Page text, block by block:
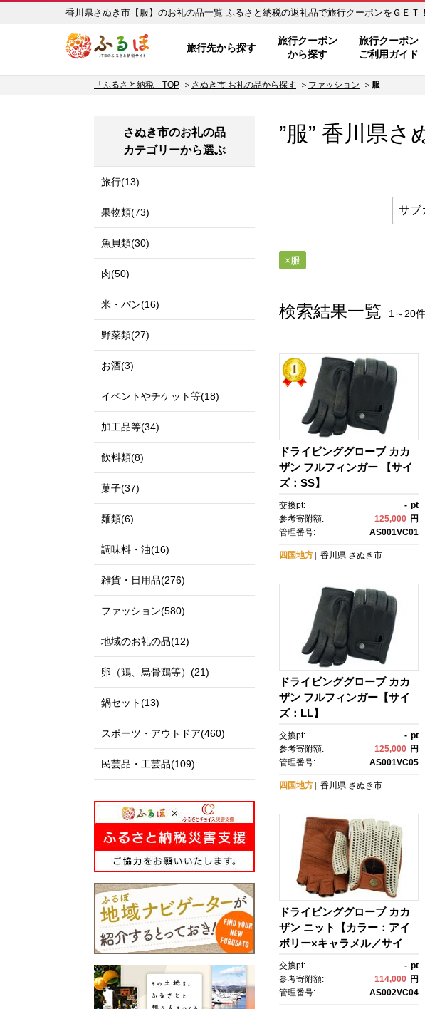
香川県さぬき市【服】のお礼の品一覧 ふるさと納税の返礼品で旅行
旅行先から探す
旅行クーポン
から探す
旅行クーポン
ご利用ガイド
「ふるさと納税」TOP さぬき市 お礼の品から探す ファッション 服
”服” 香川県さ
服
検索結果一覧 1～20
ドライビンググローブ カカ
ザン フルフィンガー 【サイ
ズ：SS】
交換pt: - pt
参考寄附額:
125,000 円
管理番号:
AS001VC01
四国地方 香川県 さぬき市
ドライビンググローブ カカ
ザン フルフィンガー【サイ
ズ：LL】
交換pt: - pt
参考寄附額:
125,000 円
管理番号:
AS001VC05
四国地方 香川県 さぬき市
ドライビンググローブ カカ
ザン ニット【カラー：アイ
ボリー×キャラメル／サイ
ズ：LL】
交換pt: - pt
参考寄附額:
114,000 円
管理番号:
AS002VC04
さぬき市のお礼の品
カテゴリーから選ぶ
旅行(13)
果物類(73)
魚貝類(30)
肉(50)
米・パン(16)
野菜類(27)
お酒(3)
イベントやチケット等(18)
加工品等(34)
飲料類(8)
菓子(37)
麺類(6)
調味料・油(16)
雑貨・日用品(276)
ファッション(580)
地域のお礼の品(12)
卵（鶏、烏骨鶏等）(21)
鍋セット(13)
スポーツ・アウトドア(460)
民芸品・工芸品(109)